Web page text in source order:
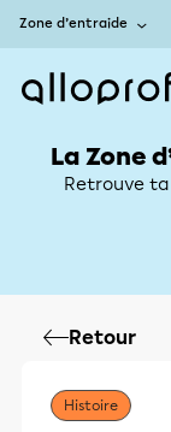
Zone d’entraide
La Zone
Retrouve
Retour
Histoire